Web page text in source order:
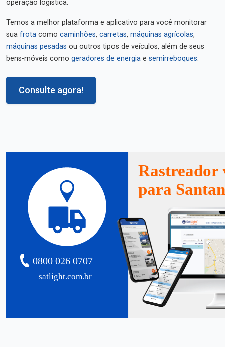
operação logística.
Temos a melhor plataforma e aplicativo para você monitorar
sua frota como caminhões, carretas, máquinas agrícolas,
máquinas pesadas ou outros tipos de veículos, além de seus
bens-móveis como geradores de energia e semirreboques.
Consulte agora!
satlight.com.br
0800 026 0707
Rastreador
para